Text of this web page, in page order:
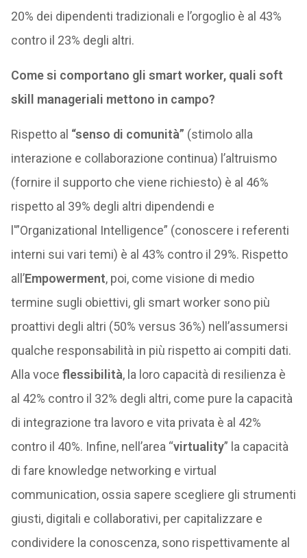
20% dei dipendenti tradizionali e l’orgoglio è al 43%
contro il 23% degli altri.
Come si comportano gli smart worker, quali soft
skill manageriali mettono in campo?
Rispetto al “senso di comunità” (stimolo alla
interazione e collaborazione continua) l’altruismo
(fornire il supporto che viene richiesto) è al 46%
rispetto al 39% degli altri dipendendi e
l'”Organizational Intelligence” (conoscere i referenti
interni sui vari temi) è al 43% contro il 29%. Rispetto
all’Empowerment, poi, come visione di medio
termine sugli obiettivi, gli smart worker sono più
proattivi degli altri (50% versus 36%) nell’assumersi
qualche responsabilità in più rispetto ai compiti dati.
Alla voce flessibilità, la loro capacità di resilienza è
al 42% contro il 32% degli altri, come pure la capacità
di integrazione tra lavoro e vita privata è al 42%
contro il 40%. Infine, nell’area “virtuality” la capacità
di fare knowledge networking e virtual
communication, ossia sapere scegliere gli strumenti
giusti, digitali e collaborativi, per capitalizzare e
condividere la conoscenza, sono rispettivamente al